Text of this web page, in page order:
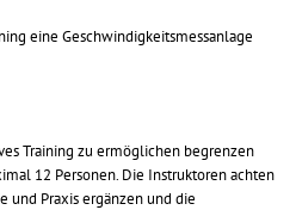
eine Geschwindigkeitsmessanlage
Training zu ermöglichen begrenzen
12 Personen. Die Instruktoren achten
und Praxis ergänzen und die